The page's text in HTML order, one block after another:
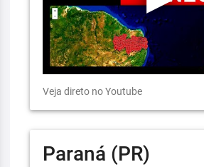
Veja direto no Youtube
Paraná (PR)